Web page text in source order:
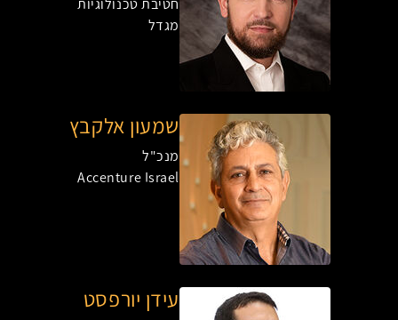
חטיבת טכנולוגיות
מגדל
שמעון אלקבץ
מנכ"ל
Accenture Israel
עידן יורפסט